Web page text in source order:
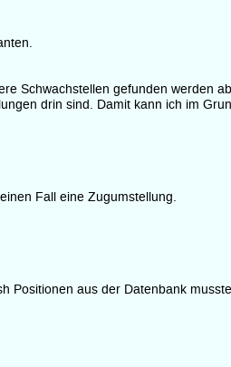
Schwachstellen gefunden werden
drin sind. Damit kann ich im
Fall eine Zugumstellung.
Positionen aus der Datenbank